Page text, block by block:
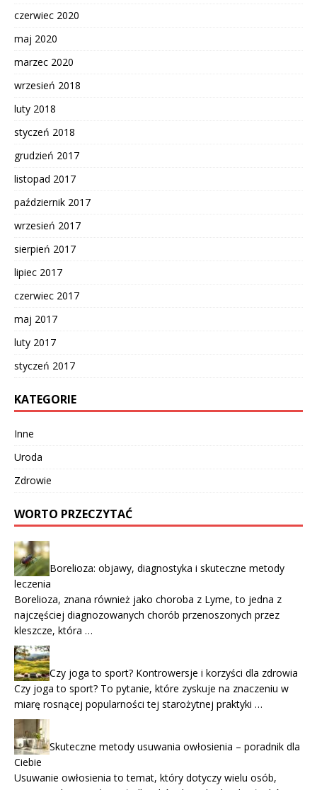
czerwiec 2020
maj 2020
marzec 2020
wrzesień 2018
luty 2018
styczeń 2018
grudzień 2017
listopad 2017
październik 2017
wrzesień 2017
sierpień 2017
lipiec 2017
czerwiec 2017
maj 2017
luty 2017
styczeń 2017
KATEGORIE
Inne
Uroda
Zdrowie
WORTO PRZECZYTAĆ
Borelioza: objawy, diagnostyka i skuteczne metody
leczenia
Borelioza, znana również jako choroba z Lyme, to jedna z
najczęściej diagnozowanych chorób przenoszonych przez
kleszcze, która …
Czy joga to sport? Kontrowersje i korzyści dla zdrowia
Czy joga to sport? To pytanie, które zyskuje na znaczeniu w
miarę rosnącej popularności tej starożytnej praktyki …
Skuteczne metody usuwania owłosienia – poradnik dla
Ciebie
Usuwanie owłosienia to temat, który dotyczy wielu osób,